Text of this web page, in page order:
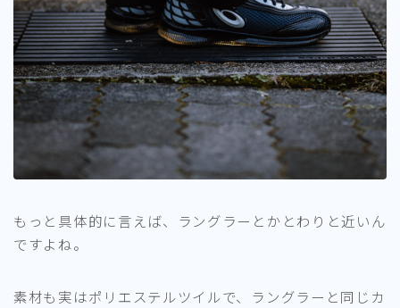
もっと具体的に言えば、ラングラーとかとわりと近いん
ですよね。
素材も実はポリエステルツイルで、ラングラーと同じカ